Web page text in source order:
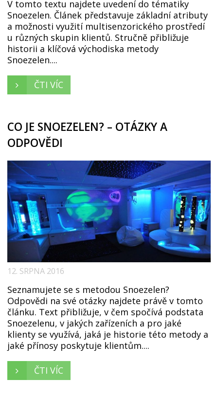
V tomto textu najdete uvedení do tématiky
Snoezelen. Článek představuje základní atributy
a možnosti využití multisenzorického prostředí
u různých skupin klientů. Stručně přibližuje
historii a klíčová východiska metody
Snoezelen....
ČTI VÍC
CO JE SNOEZELEN? – OTÁZKY A
ODPOVĚDI
12. SRPNA 2016
Seznamujete se s metodou Snoezelen?
Odpovědi na své otázky najdete právě v tomto
článku. Text přibližuje, v čem spočívá podstata
Snoezelenu, v jakých zařízeních a pro jaké
klienty se využívá, jaká je historie této metody a
jaké přínosy poskytuje klientům....
ČTI VÍC